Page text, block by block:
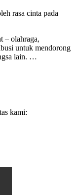
rasa cinta pada
– olahraga,
untuk mendorong
lain. …
kami: